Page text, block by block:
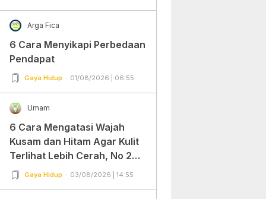
Arga Fica
6 Cara Menyikapi Perbedaan
Pendapat
Gaya Hidup 01/08/2026 | 06:55
Umam
6 Cara Mengatasi Wajah
Kusam dan Hitam Agar Kulit
Terlihat Lebih Cerah, No 2
Gampang Banget dan Mudah
Gaya Hidup 03/08/2026 | 14:55